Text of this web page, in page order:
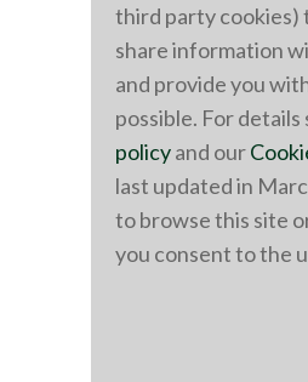
third party cookies)
share information
and provide you
possible. For details
policyand our
last updated in
to browse this site
you consent to the